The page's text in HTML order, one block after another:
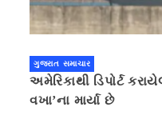
ગુજરાત સમાચાર
અમેરિકાથી ડિપોર્ટ
વખા’ના માર્યા છે